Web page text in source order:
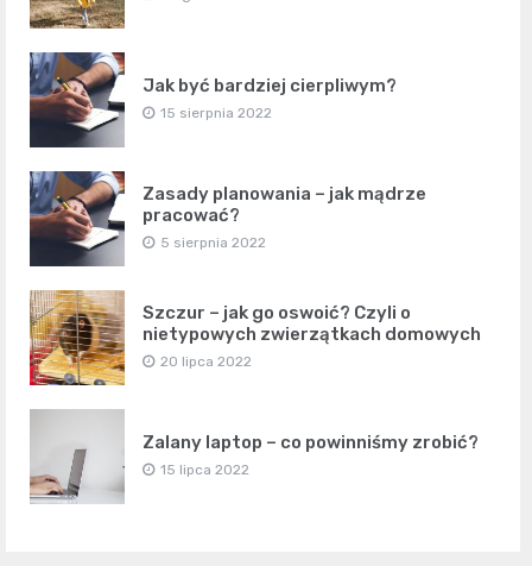
Jak być bardziej cierpliwym?
15 sierpnia 2022
Zasady planowania – jak mądrze
pracować?
5 sierpnia 2022
Szczur – jak go oswoić? Czyli o
nietypowych zwierzątkach domowych
20 lipca 2022
Zalany laptop – co powinniśmy zrobić?
15 lipca 2022